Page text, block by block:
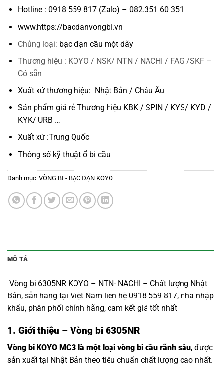
Hotline : 0918 559 817 (Zalo) – 082.351 60 351
www.https://bacdanvongbi.vn
Chủng loại: bạc đạn cầu một dãy
Thương hiệu : KOYO / NSK/ NTN / NACHI / FAG /SKF –
Có sẵn
Xuất xứ thương hiệu: Nhật Bản / Châu Âu
Sản phẩm giá rẻ Thương hiệu KBK / SPIN / KYS/ KYD /
KYK/ URB …
Xuất xứ :Trung Quốc
Thông số kỹ thuậtổ bi cầu
Danh mục: VÒNG BI - BẠC ĐẠN KOYO
MÔ TẢ
Vòng bi 6305NR KOYO – NTN- NACHI – Chất lượng Nhật
Bản, sẵn hàng tại Việt Nam liên hệ 0918 559 817, nhà nhập
khẩu, phân phối chính hãng, cam kết giá tốt nhất
1. Giới thiệu – Vòng bi 6305NR
Vòng bi KOYO MC3 là một loại vòng bi cầu rãnh sâu, được
sản xuất tại Nhật Bản theo tiêu chuẩn chất lượng cao nhất.